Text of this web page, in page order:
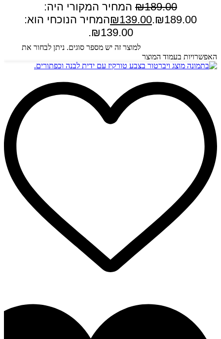
₪189.00
המחיר המקורי היה:
₪189.00.
₪139.00
המחיר הנוכחי הוא:
₪139.00.
למוצר זה יש מספר סוגים. ניתן לבחור את
האפשרויות בעמוד המוצר